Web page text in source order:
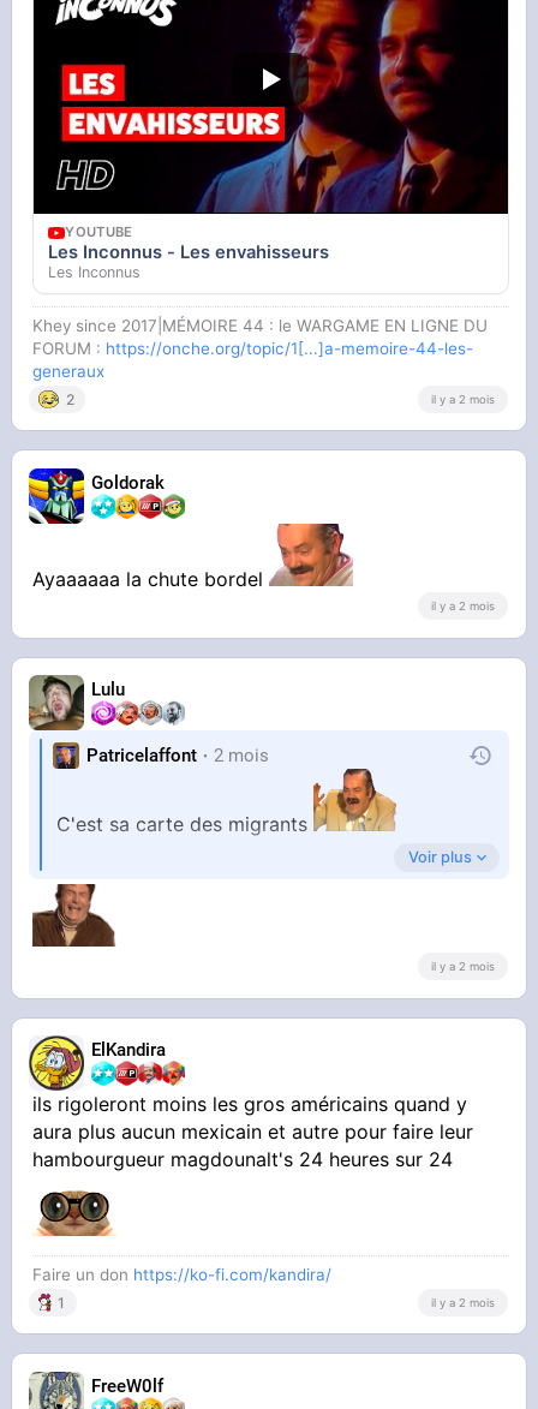
YOUTUBE
Les Inconnus - Les envahisseurs
Les Inconnus
Khey since 2017|MÉMOIRE 44 : le WARGAME EN LIGNE DU
FORUM : https://onche.org/topic/1[...]a-memoire-44-les-
generaux
2 il y a 2 mois
Goldorak
Ayaaaaaa la chute bordel
il y a 2 mois
Lulu
Patricelaffont 2 mois
C'est sa carte des migrants
Le teaser
Voir plus
il y a 2 mois
ElKandira
ils rigoleront moins les gros américains quand y
aura plus aucun mexicain et autre pour faire leur
hambourgueur magdounalt's 24 heures sur 24
Faire un don https://ko-fi.com/kandira/
1 il y a 2 mois
FreeW0lf